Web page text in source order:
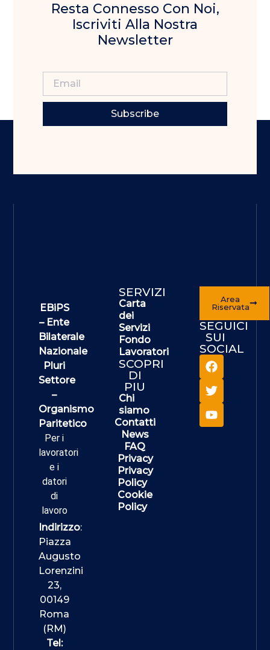
Resta Connesso Con Noi,
Iscriviti Alla Nostra
Newsletter
Subscribe
EBiPS
– Ente
Bilaterale
Nazionale
Pluri
Settore
–
Organismo
Paritetico
Per i
lavoratori
e i
datori
di
lavoro
Indirizzo:
Piazza
Augusto
Lorenzini
23,
00149
Roma
(RM)
Tel:
SERVIZI
Carta
dei
Servizi
Fondo
Lavoratori
SCOPRI
DI
PIU
Chi
siamo
Contatti
News
FAQ
Privacy
Privacy
Policy
Cookie
Policy
Area
Riservata
SEGUICI
SUI
SOCIAL